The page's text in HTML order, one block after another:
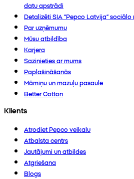
datu apstrādi
Detalizēti SIA “Pepco Latvija”
Par uzņēmumu
Mūsu atbildība
Karjera
Sazinieties ar mums
Paplašināšanās
Māmiņu un mazuļu pasaule
Better Cotton
Klients
Atrodiet Pepco veikalu
Atbalsta centrs
Jautājumi un atbildes
Atgriešana
Blogs